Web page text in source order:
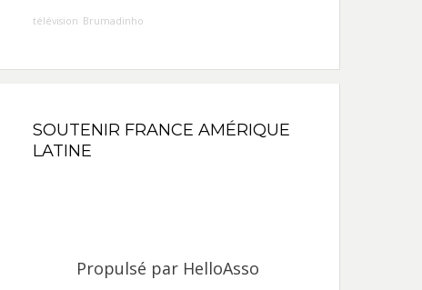
télévision Brumadinho
SOUTENIR FRANCE AMÉRIQUE
LATINE
Propulsé par HelloAsso